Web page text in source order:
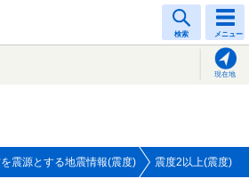
検索 メニュー
現在地
震源とする地震情報(震度) 震度2以上(震度)